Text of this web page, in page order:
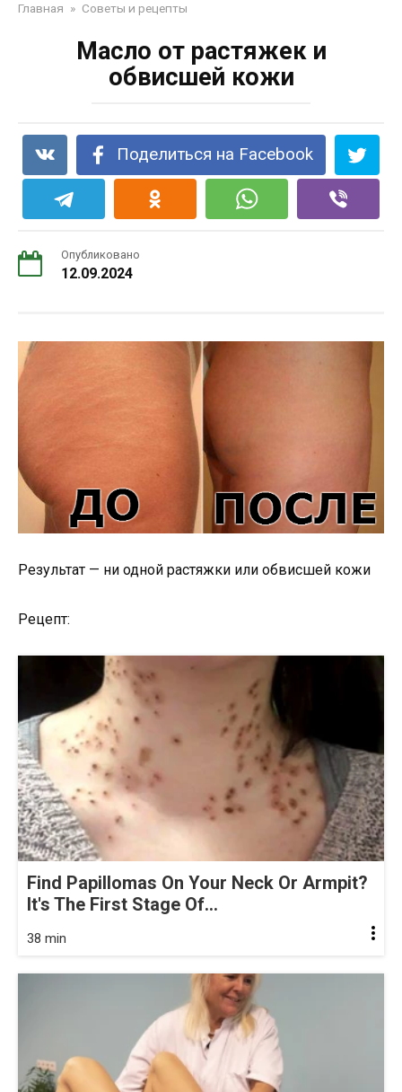
Главная » Советы и рецепты
Масло от растяжек и
обвисшей кожи
Поделиться на Facebook
Опубликовано
12.09.2024
Результат — ни одной растяжки или обвисшей кожи
Рецепт:
Find Papillomas On Your Neck Or Armpit?
It's The First Stage Of...
38 min